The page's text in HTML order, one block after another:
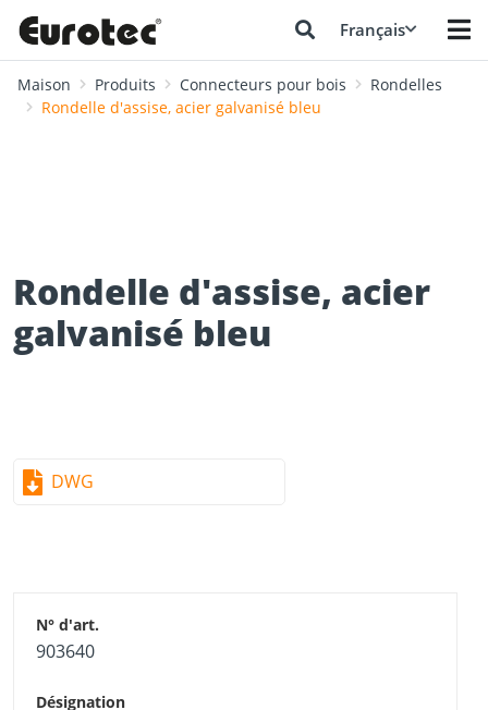
Français
Maison Produits Connecteurs pour bois
Rondelles
Rondelle d'assise, acier galvanisé bleu
Rondelle d'assise, acier
galvanisé bleu
DWG
903640